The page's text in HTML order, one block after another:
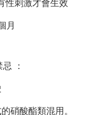
性刺激才會生效
月
：
硝酸酯類混用。